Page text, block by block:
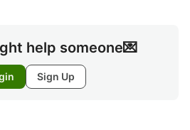
help someone💌
Sign Up